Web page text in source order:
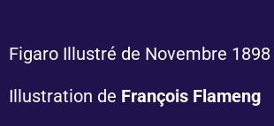
Figaro Illustré de Novembre 1898
Illustration de François Flameng